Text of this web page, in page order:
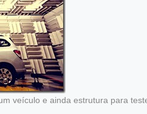
veículo e ainda estrutura para